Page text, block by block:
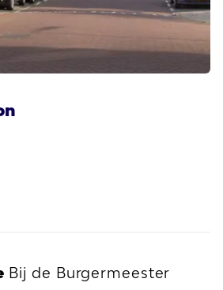
Bij de Burgermeester